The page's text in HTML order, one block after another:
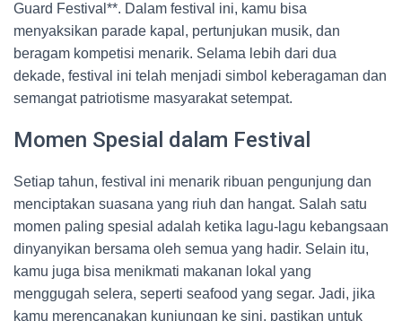
Guard Festival**. Dalam festival ini, kamu bisa
menyaksikan parade kapal, pertunjukan musik, dan
beragam kompetisi menarik. Selama lebih dari dua
dekade, festival ini telah menjadi simbol keberagaman dan
semangat patriotisme masyarakat setempat.
Momen Spesial dalam Festival
Setiap tahun, festival ini menarik ribuan pengunjung dan
menciptakan suasana yang riuh dan hangat. Salah satu
momen paling spesial adalah ketika lagu-lagu kebangsaan
dinyanyikan bersama oleh semua yang hadir. Selain itu,
kamu juga bisa menikmati makanan lokal yang
menggugah selera, seperti seafood yang segar. Jadi, jika
kamu merencanakan kunjungan ke sini, pastikan untuk